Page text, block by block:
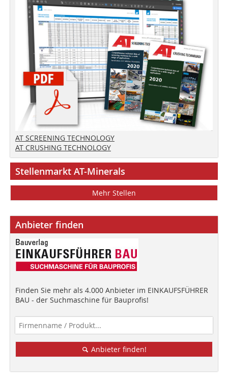
AT SCREENING TECHNOLOGY
AT CRUSHING TECHNOLOGY
Stellenmarkt AT-Minerals
Mehr Stellen
Anbieter finden
Finden Sie mehr als 4.000 Anbieter im EINKAUFSFÜHRER
BAU - der Suchmaschine für Bauprofis!
Anbieter finden!